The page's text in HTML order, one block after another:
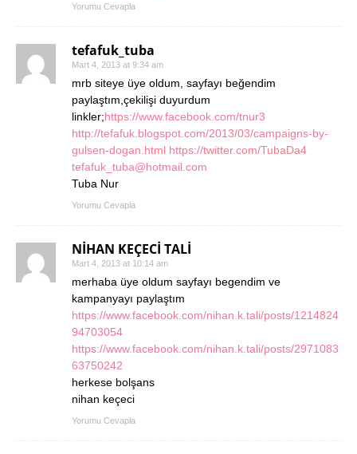
Yorumu Cevapla
tefafuk_tuba
Mart 4, 2013 at 9:34 am
mrb siteye üye oldum, sayfayı beğendim
paylaştım,çekilişi duyurdum
linkler;https://www.facebook.com/tnur3
http://tefafuk.blogspot.com/2013/03/campaigns-by-
gulsen-dogan.html https://twitter.com/TubaDa4
tefafuk_tuba@hotmail.com
Tuba Nur
Yorumu Cevapla
NİHAN KEÇECİ TALİ
Mart 4, 2013 at 10:14 am
merhaba üye oldum sayfayı begendim ve
kampanyayı paylaştım
https://www.facebook.com/nihan.k.tali/posts/1214824
94703054
https://www.facebook.com/nihan.k.tali/posts/2971083
63750242
herkese bolşans
nihan keçeci
Yorumu Cevapla